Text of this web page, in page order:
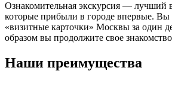
Ознакомительная экскурсия — лучший
которые прибыли в городе впервые. Вы
«визитные карточки» Москвы за один
образом вы продолжите свое
Наши преимущества